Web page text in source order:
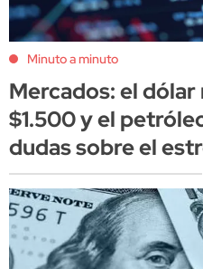
Minuto a minuto
Mercados: el
$1.500 y el
dudas sobre el